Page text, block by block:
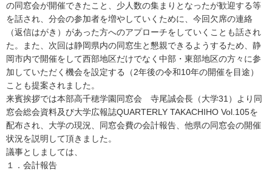
の同窓会が開催できたこと、少人数の集まりとなったが歓迎する等
を話され、分会の参加者を増やしていくために、今回欠席の連絡
（返信はがき）があった方へのアプローチをしていくことも話され
た。また、次回は静岡県内の同窓生と懇親できるようするため、静
岡市内で開催をして西部地区だけでなく中部・東部地区の方々に参
加していただく機会を設定する（2年後の令和10年の開催を目途）
ことも提案されました。
来賓挨拶では本部高千穂学園同窓会 寺尾誠会長（大学31）より同
窓会総会資料及び大学広報誌QUARTERLY TAKACHIHO Vol.105を
配布され、大学の現況、同窓会費の会計報告、他県の同窓会の開催
状況を説明して頂きました。
議事としましては、
１．会計報告